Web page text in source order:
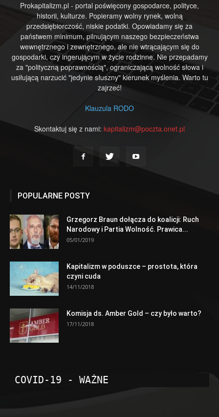
Prokapitalizm.pl - portal poświęcony gospodarce, polityce,
historii, kulturze. Popieramy wolny rynek, wolną
przedsiębiorczość, niskie podatki. Opowiadamy się za
państwem minimum, pilnującym naszego bezpieczeństwa
wewnętrznego i zewnętrznego, ale nie wtrącającym się do
gospodarki, czy ingerującym w życie rodzinne. Nie przepadamy
za "polityczną poprawnością", ograniczającą wolność słowa i
usiłującą narzucić "jedynie słuszny" kierunek myślenia. Warto tu
zajrzeć!
Klauzula RODO
Skontaktuj się z nami: kapitalizm@poczta.onet.pl
POPULARNE POSTY
Grzegorz Braun dołącza do koalicji: Ruch
Narodowy i Partia Wolność. Prawica...
05/01/2019
Kapitalizm w poduszce – prostota, która
czyni cuda
14/11/2018
Komisja ds. Amber Gold – czy było warto?
17/11/2018
COVID-19 - WAŻNE